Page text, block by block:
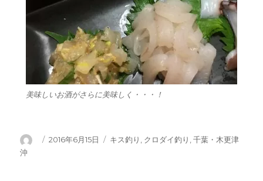
美味しいお酒がさらに美味しく・・・！
投 投
2016年6月15日
カ
キス釣り , クロダイ釣り ,千葉・木更津
沖